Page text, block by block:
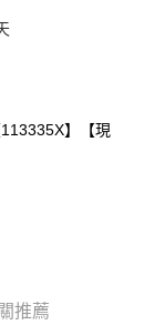
跳轉到大哥付的交易
】【現
推薦